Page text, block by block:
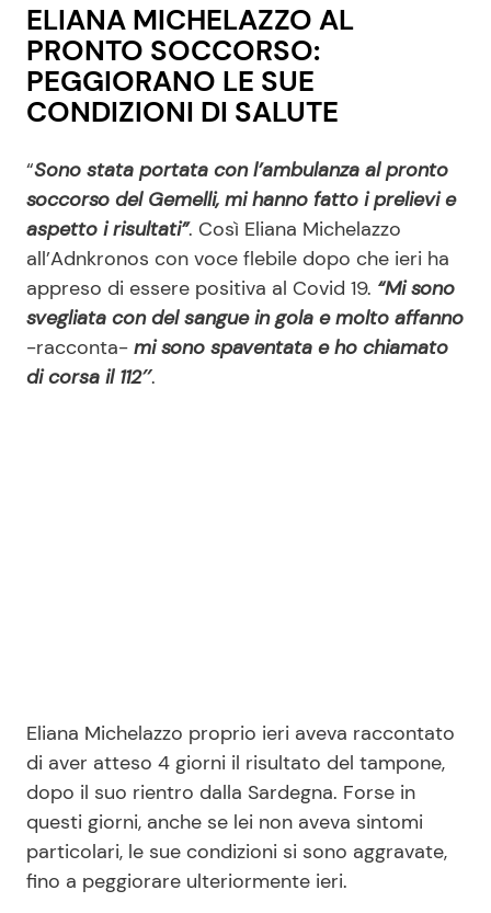
ELIANA MICHELAZZO AL
PRONTO SOCCORSO:
PEGGIORANO LE SUE
CONDIZIONI DI SALUTE
“Sono stata portata con l’ambulanza al pronto
soccorso del Gemelli, mi hanno fatto i prelievi e
aspetto i risultati”. Così Eliana Michelazzo
all’Adnkronos con voce flebile dopo che ieri ha
appreso di essere positiva al Covid 19. “Mi sono
svegliata con del sangue in gola e molto affanno
-racconta- mi sono spaventata e ho chiamato
di corsa il 112″.
Eliana Michelazzo proprio ieri aveva raccontato
di aver atteso 4 giorni il risultato del tampone,
dopo il suo rientro dalla Sardegna. Forse in
questi giorni, anche se lei non aveva sintomi
particolari, le sue condizioni si sono aggravate,
fino a peggiorare ulteriormente ieri.